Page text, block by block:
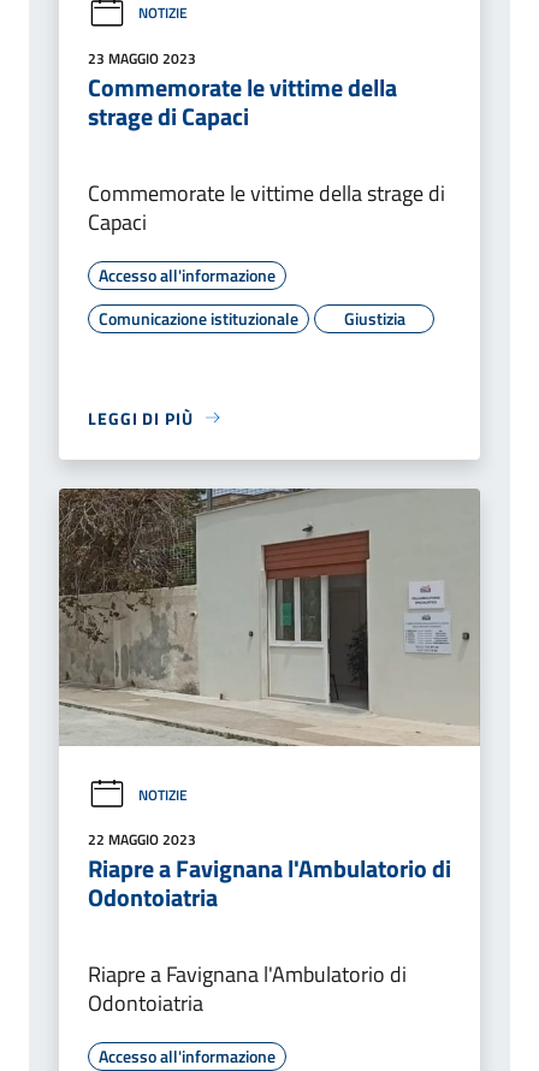
NOTIZIE
23 MAGGIO 2023
Commemorate le vittime della
strage di Capaci
Commemorate le vittime della strage di
Capaci
Accesso all'informazione
Comunicazione istituzionale
Giustizia
LEGGI DI PIÙ
NOTIZIE
22 MAGGIO 2023
Riapre a Favignana l'Ambulatorio di
Odontoiatria
Riapre a Favignana l'Ambulatorio di
Odontoiatria
Accesso all'informazione